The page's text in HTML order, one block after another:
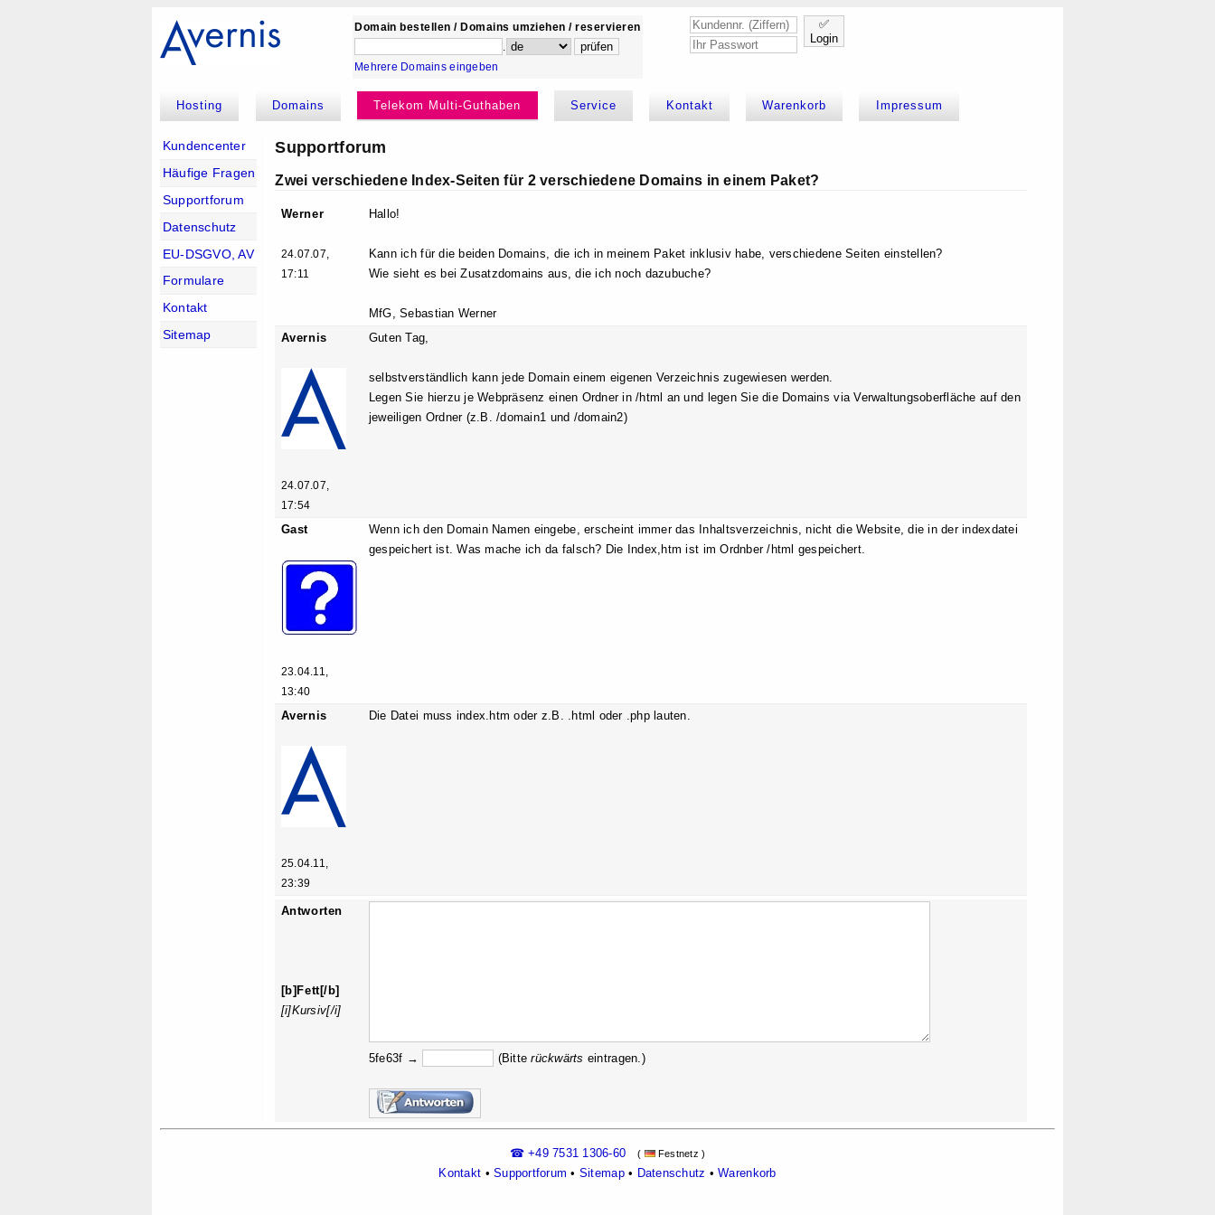
Domain bestellen / Domains umziehen / reservieren
.
Mehrere Domains eingeben
✅
Login
Hosting Domains Telekom Multi-Guthaben Service Kontakt Warenkorb Impressum
Kundencenter
Häufige Fragen
Supportforum
Datenschutz
EU-DSGVO, AV
Formulare
Kontakt
Sitemap
Supportforum
Zwei verschiedene Index-Seiten für 2 verschiedene Domains in einem Paket?
Werner
24.07.07,
17:11
Hallo!
Kann ich für die beiden Domains, die ich in meinem Paket inklusiv habe, verschiedene Seiten einstellen?
Wie sieht es bei Zusatzdomains aus, die ich noch dazubuche?
MfG, Sebastian Werner
Avernis
24.07.07,
17:54
Guten Tag,
selbstverständlich kann jede Domain einem eigenen Verzeichnis zugewiesen werden.
Legen Sie hierzu je Webpräsenz einen Ordner in /html an und legen Sie die Domains via Verwaltungsoberfläche auf den
jeweiligen Ordner (z.B. /domain1 und /domain2)
Gast
23.04.11,
13:40
Wenn ich den Domain Namen eingebe, erscheint immer das Inhaltsverzeichnis, nicht die Website, die in der indexdatei
gespeichert ist. Was mache ich da falsch? Die Index,htm ist im Ordnber /html gespeichert.
Avernis
25.04.11,
23:39
Die Datei muss index.htm oder z.B. .html oder .php lauten.
Antworten
[b]Fett[/b]
[i]Kursiv[/i]
5fe63f → (Bitterückwärts eintragen.)
☎ +49 7531 1306-60 ( Festnetz )
Kontakt •Supportforum • Sitemap• Datenschutz •Warenkorb